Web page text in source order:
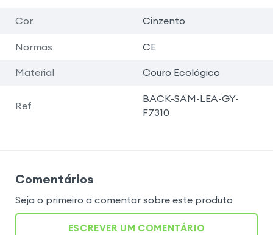
Cor Cinzento
Normas CE
Material Couro Ecológico
Ref
BACK-SAM-LEA-GY-
F7310
Comentários
Seja o primeiro a comentar sobre este produto
ESCREVER UM COMENTÁRIO